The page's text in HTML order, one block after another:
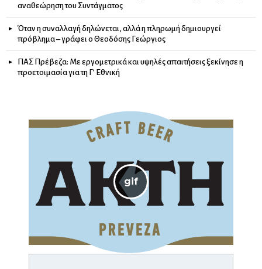
αναθεώρηση του Συντάγματος
Όταν η συναλλαγή δηλώνεται, αλλά η πληρωμή δημιουργεί
πρόβλημα – γράφει ο Θεοδόσης Γεώργιος
ΠΑΣ Πρέβεζα: Με εργομετρικά και υψηλές απαιτήσεις ξεκίνησε η
προετοιμασία για τη Γ’ Εθνική